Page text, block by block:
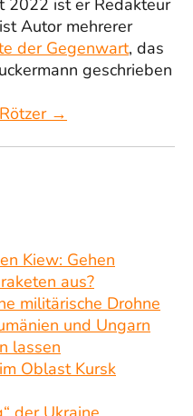
2022 ist er Redakteur
Autor mehrerer
der Gegenwart, das
geschrieben
→
Kiew: Gehen
aus?
militärische Drohne
und Ungarn
lassen
Oblast Kursk